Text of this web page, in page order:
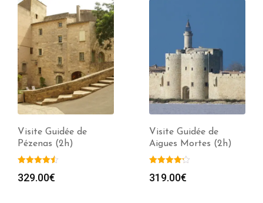
Visite Guidée de
Aigues Mortes (2h)
319.00€
Visite Gourmande de
Sète (2h)
219.00€